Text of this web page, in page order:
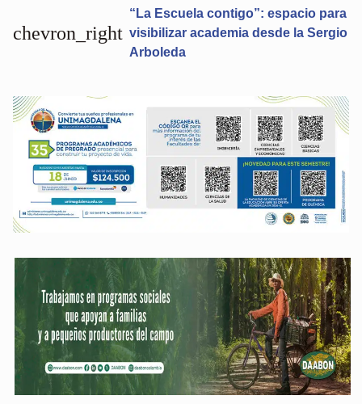
“La Escuela contigo”: espacio para
visibilizar academia desde la Sergio
Arboleda
chevron_right